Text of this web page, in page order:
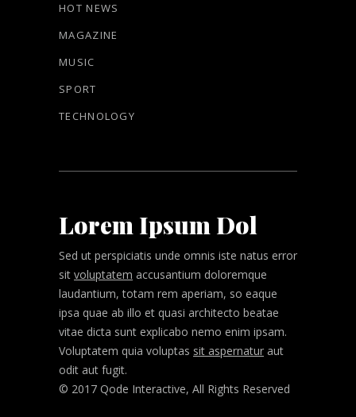
HOT NEWS
MAGAZINE
MUSIC
SPORT
TECHNOLOGY
Lorem Ipsum Dol
Sed ut perspiciatis unde omnis iste natus error
sit voluptatem accusantium doloremque
laudantium, totam rem aperiam, so eaque
ipsa quae ab illo et quasi architecto beatae
vitae dicta sunt explicabo nemo enim ipsam.
Voluptatem quia voluptas sit aspernatur aut
odit aut fugit.
© 2017 Qode Interactive, All Rights Reserved